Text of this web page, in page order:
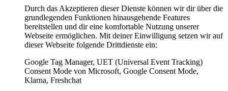
Durch das Akzeptieren dieser Dienste können wir dir über die
grundlegenden Funktionen hinausgehende Features
bereitstellen und dir eine komfortable Nutzung unserer
Webseite ermöglichen. Mit deiner Einwilligung setzen wir auf
dieser Webseite folgende Drittdienste ein:
Google Tag Manager, UET (Universal Event Tracking)
Consent Mode von Microsoft, Google Consent Mode,
Klarna, Freshchat